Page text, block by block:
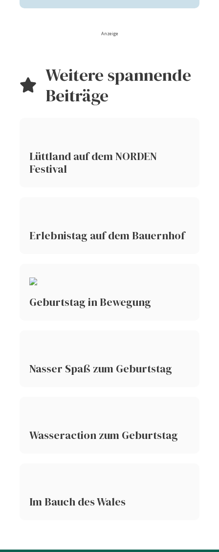
Anzeige
Weitere spannende
Beiträge
Lüttland auf dem NORDEN
Festival
Erlebnistag auf dem Bauernhof
Geburtstag in Bewegung
Nasser Spaß zum Geburtstag
Wasseraction zum Geburtstag
Im Bauch des Wales